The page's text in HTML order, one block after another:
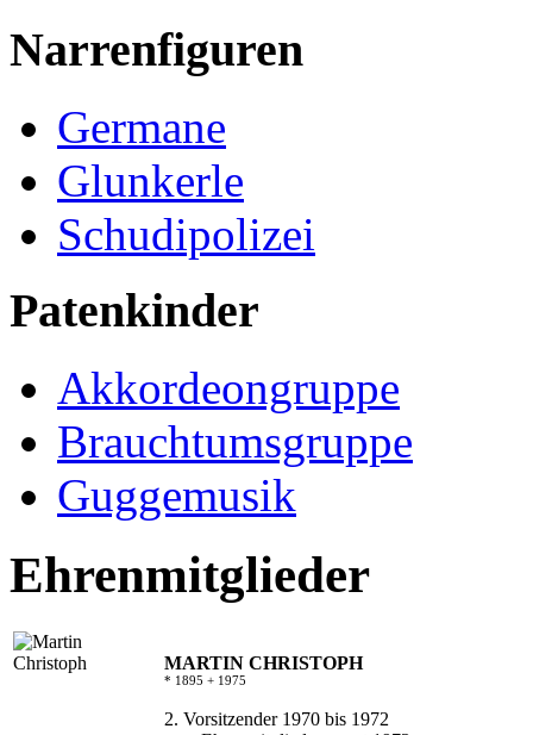
Narrenfiguren
Germane
Glunkerle
Schudipolizei
Patenkinder
Akkordeongruppe
Brauchtumsgruppe
Guggemusik
Ehrenmitglieder
MARTIN CHRISTOPH
* 1895 + 1975
2. Vorsitzender 1970 bis 1972